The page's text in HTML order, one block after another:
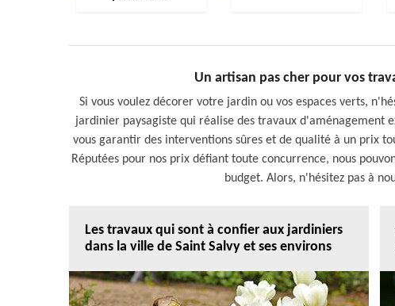
Un artisan pas cher pour vos
Si vous voulez décorer votre jardin ou vos espaces verts,
jardinier paysagiste qui réalise des travaux d'aménagement
vous garantir des interventions sûres et de qualité à un prix
Réputées pour nos prix défiant toute concurrence, nous
budget. Alors, n'hésitez pas à
Les travaux qui sont à confier aux jardiniers
dans la ville de Saint Salvy et ses environs